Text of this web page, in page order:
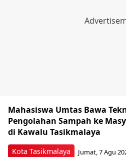
Kota Tasikmalaya
Mahasiswa Umtas Bawa
Pengolahan Sampah ke
di Kawalu Tasikmalaya
Jumat, 7 Agu